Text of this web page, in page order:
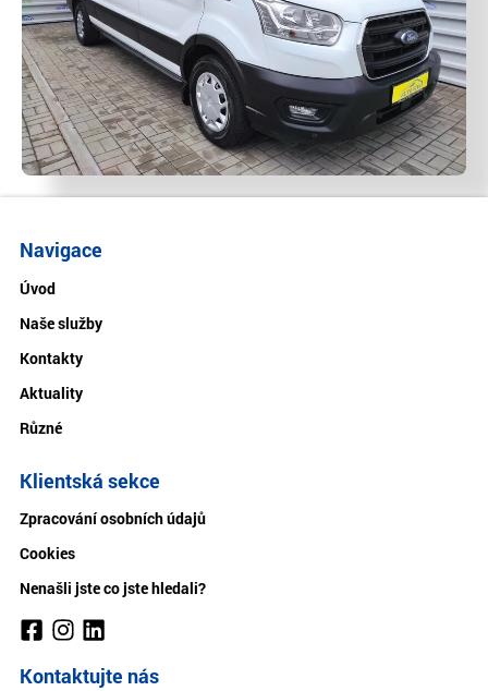
Navigace
Úvod
Naše služby
Kontakty
Aktuality
Různé
Klientská sekce
Zpracování osobních údajů
Cookies
Nenašli jste co jste hledali?
Kontaktujte nás